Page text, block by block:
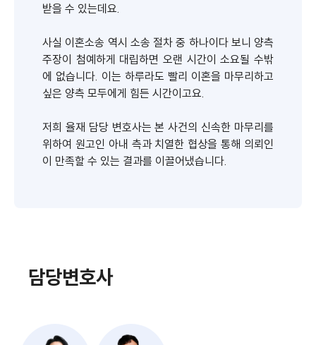
받을 수 있는데요.
사실 이혼소송 역시 소송 절차 중 하나이다 보니 양측
주장이 첨예하게 대립하면 오랜 시간이 소요될 수밖
에 없습니다. 이는 하루라도 빨리 이혼을 마무리하고
싶은 양측 모두에게 힘든 시간이고요.
저희 율재 담당 변호사는 본 사건의 신속한 마무리를
위하여 원고인 아내 측과 치열한 협상을 통해 의뢰인
이 만족할 수 있는 결과를 이끌어냈습니다.
담당변호사